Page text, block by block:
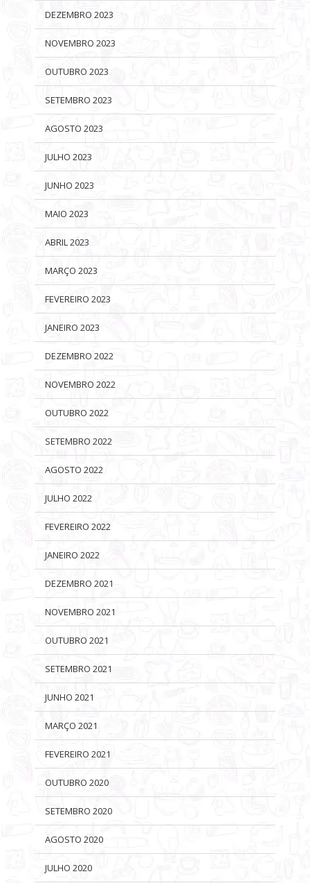
DEZEMBRO 2023
NOVEMBRO 2023
OUTUBRO 2023
SETEMBRO 2023
AGOSTO 2023
JULHO 2023
JUNHO 2023
MAIO 2023
ABRIL 2023
MARÇO 2023
FEVEREIRO 2023
JANEIRO 2023
DEZEMBRO 2022
NOVEMBRO 2022
OUTUBRO 2022
SETEMBRO 2022
AGOSTO 2022
JULHO 2022
FEVEREIRO 2022
JANEIRO 2022
DEZEMBRO 2021
NOVEMBRO 2021
OUTUBRO 2021
SETEMBRO 2021
JUNHO 2021
MARÇO 2021
FEVEREIRO 2021
OUTUBRO 2020
SETEMBRO 2020
AGOSTO 2020
JULHO 2020